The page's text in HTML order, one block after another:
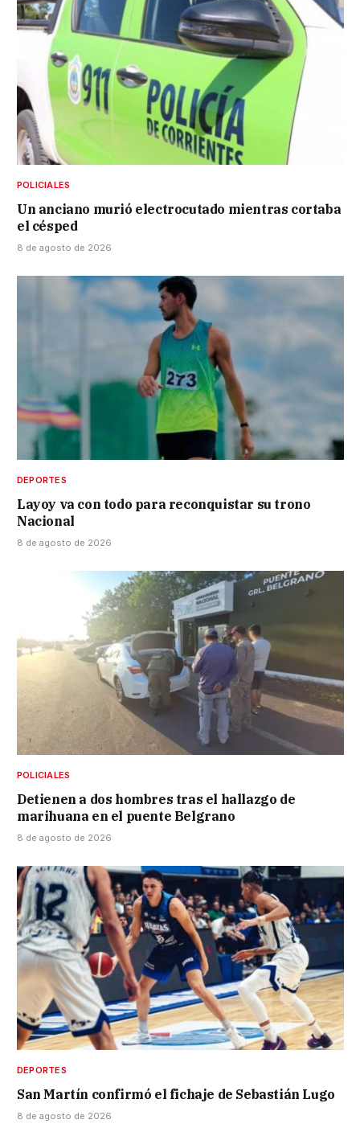
POLICIALES
Un anciano murió electrocutado mientras cortaba
el césped
8 de agosto de 2026
DEPORTES
Layoy va con todo para reconquistar su trono
Nacional
8 de agosto de 2026
POLICIALES
Detienen a dos hombres tras el hallazgo de
marihuana en el puente Belgrano
8 de agosto de 2026
DEPORTES
San Martín confirmó el fichaje de Sebastián Lugo
8 de agosto de 2026